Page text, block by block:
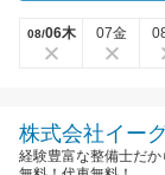
08/06木 07金
株式会社イー
経験豊富な整備士だ